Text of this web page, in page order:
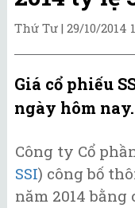
Thứ Tư | 29/10/2014
Giá cổ phiếu
ngày hôm nay.
Công ty Cổ
SSI) công bố
năm 2014